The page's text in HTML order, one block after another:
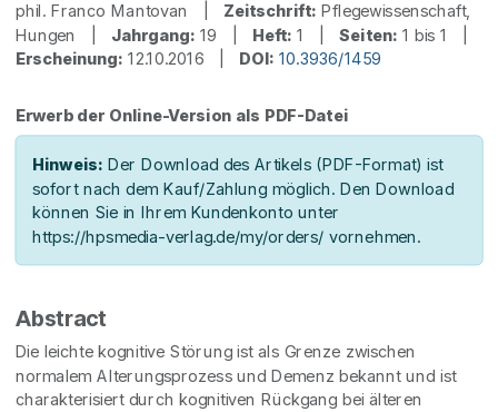
phil. Franco Mantovan | Zeitschrift: Pflegewissenschaft,
Hungen | Jahrgang: 19 | Heft: 1 |Seiten: 1 bis 1 |
Erscheinung: 12.10.2016 | DOI: 10.3936/1459
Erwerb der Online-Version als PDF-Datei
Hinweis: Der Download des Artikels (PDF-Format) ist
sofort nach dem Kauf/Zahlung möglich. Den Download
können Sie in Ihrem Kundenkonto unter
https://hpsmedia-verlag.de/my/orders/ vornehmen.
Abstract
Die leichte kognitive Störung ist als Grenze zwischen
normalem Alterungsprozess und Demenz bekannt und ist
charakterisiert durch kognitiven Rückgang bei älteren